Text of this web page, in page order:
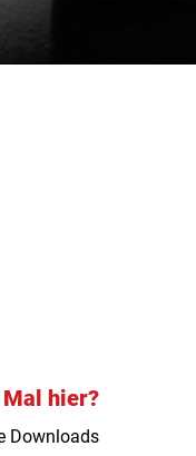
hier?
Downloads